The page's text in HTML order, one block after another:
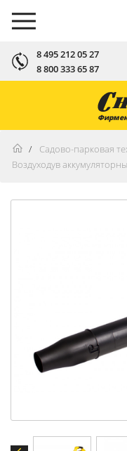
8 495 212 05 27
8 800 333 65 87
Садово-парковая
Воздуходув